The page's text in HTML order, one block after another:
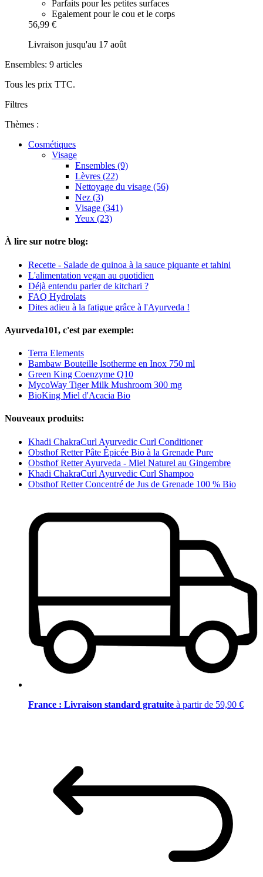
Parfaits pour les petites surfaces
Egalement pour le cou et le corps
56,99 €
Livraison jusqu'au 17 août
Ensembles: 9 articles
Tous les prix TTC.
Filtres
Thèmes :
Cosmétiques
Visage
Ensembles (9)
Lèvres (22)
Nettoyage du visage (56)
Nez (3)
Visage (341)
Yeux (23)
À lire sur notre blog:
Recette - Salade de quinoa à la sauce piquante et tahini
L'alimentation vegan au quotidien
Déjà entendu parler de kitchari ?
FAQ Hydrolats
Dites adieu à la fatigue grâce à l'Ayurveda !
Ayurveda101, c'est par exemple:
Terra Elements
Bambaw Bouteille Isotherme en Inox 750 ml
Green King Coenzyme Q10
MycoWay Tiger Milk Mushroom 300 mg
BioKing Miel d'Acacia Bio
Nouveaux produits:
Khadi ChakraCurl Ayurvedic Curl Conditioner
Obsthof Retter Pâte Épicée Bio à la Grenade Pure
Obsthof Retter Ayurveda - Miel Naturel au Gingembre
Khadi ChakraCurl Ayurvedic Curl Shampoo
Obsthof Retter Concentré de Jus de Grenade 100 % Bio
France : Livraison standard gratuite à partir de 59,90 €